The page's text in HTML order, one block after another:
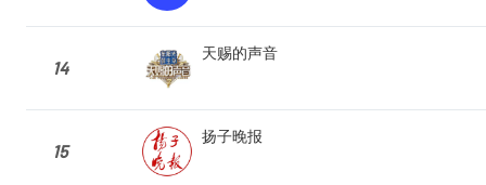
14
天赐的声音
15
扬子晚报